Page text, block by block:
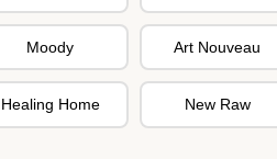
Moody Art Nouveau
Healing Home New Raw